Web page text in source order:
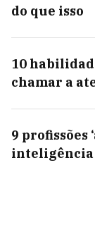
do que isso
10
chamar a
9 profissões
inteligência